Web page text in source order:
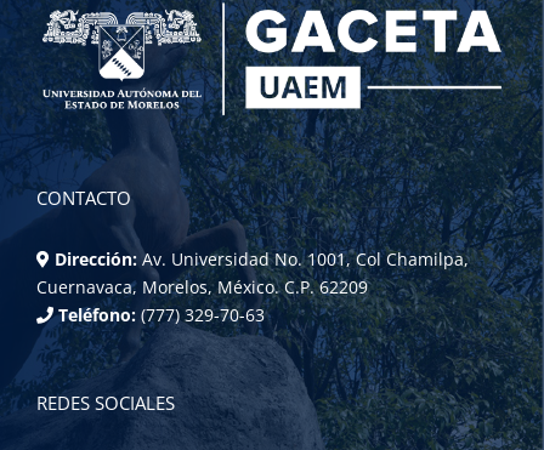
CONTACTO
Dirección: Av. Universidad No. 1001, Col Chamilpa,
Cuernavaca, Morelos, México. C.P. 62209
Teléfono: (777) 329-70-63
REDES SOCIALES